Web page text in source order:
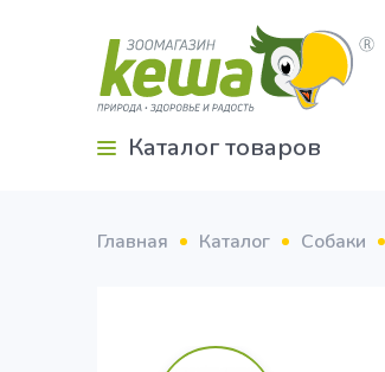
Каталог товаров
Главная Каталог Собаки